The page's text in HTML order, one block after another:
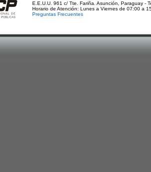
E.E.U.U. 961 c/ Tte. Fariña. Asunción, Paraguay -
Horario de Atención: Lunes a Viernes de 07:00 a
Preguntas Frecuentes